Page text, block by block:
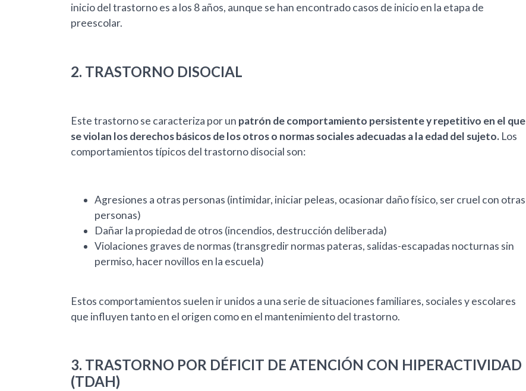
inicio del trastorno es a los 8 años, aunque se han encontrado casos de inicio en la etapa de
preescolar.
2. TRASTORNO DISOCIAL
Este trastorno se caracteriza por un patrón de comportamiento persistente y repetitivo en el que
se violan los derechos básicos de los otros o normas sociales adecuadas a la edad del sujeto. Los
comportamientos típicos del trastorno disocial son:
Agresiones a otras personas (intimidar, iniciar peleas, ocasionar daño físico, ser cruel con otras
personas)
Dañar la propiedad de otros (incendios, destrucción deliberada)
Violaciones graves de normas (transgredir normas pateras, salidas-escapadas nocturnas sin
permiso, hacer novillos en la escuela)
Estos comportamientos suelen ir unidos a una serie de situaciones familiares, sociales y escolares
que influyen tanto en el origen como en el mantenimiento del trastorno.
3. TRASTORNO POR DÉFICIT DE ATENCIÓN CON HIPERACTIVIDAD
(TDAH)